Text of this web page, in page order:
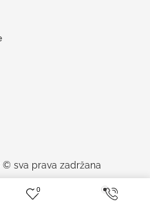
0
© sva prava zadržana